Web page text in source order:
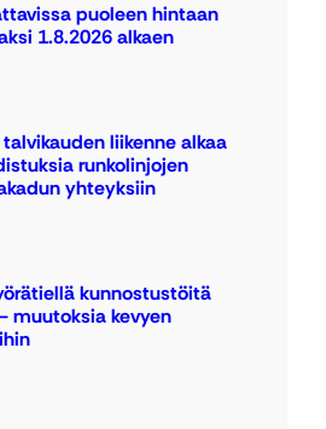
puoleen hintaan
1.8.2026 alkaen
liikenne alkaa
runkolinjojen
yhteyksiin
kunnostustöitä
muutoksia kevyen